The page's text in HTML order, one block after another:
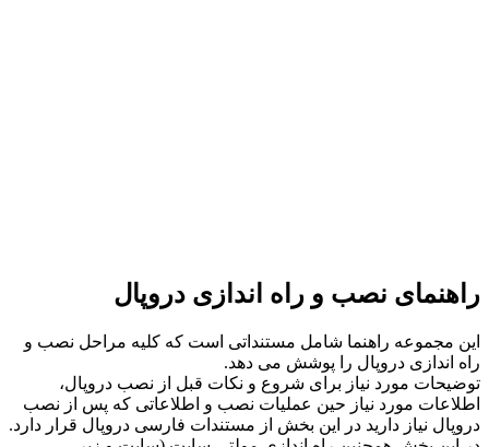
راهنمای نصب و راه اندازی دروپال
این مجموعه راهنما شامل مستنداتی است که کلیه مراحل نصب و
راه اندازی دروپال را پوشش می دهد.
توضیحات مورد نیاز برای شروع و نکات قبل از نصب دروپال،
اطلاعات مورد نیاز حین عملیات نصب و اطلاعاتی که پس از نصب
دروپال نیاز دارید در این بخش از مستندات فارسی دروپال قرار دارد.